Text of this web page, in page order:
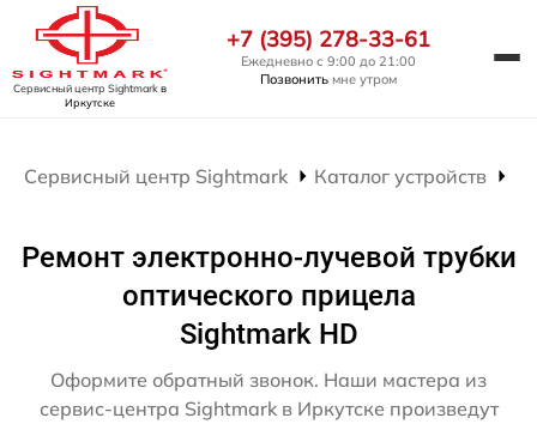
Сервисный центр Sightmarkв
Иркутске
+7 (395) 278-33-61
Ежедневно с 9:00 до 21:00
Позвонить мне утром
Сервисный центр Sightmark Каталог устройств
Ремонт электронно-лучевой трубки
оптического прицела
Sightmark HD
Оформите обратный звонок. Наши мастера из
сервис-центра Sightmark в Иркутске произведут